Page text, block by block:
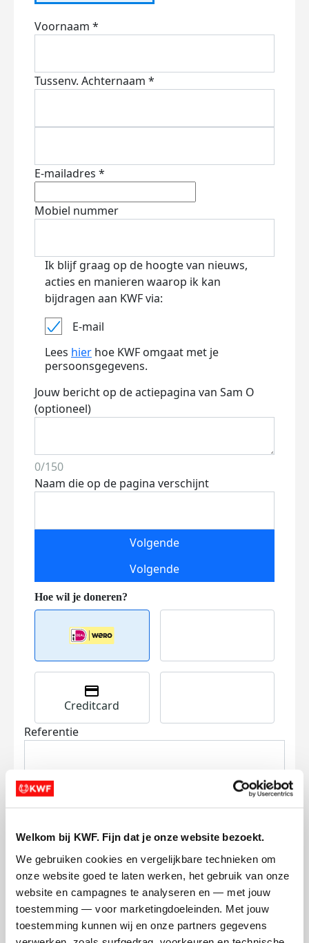
Welkom bij KWF. Fijn dat je onze website bezoekt.
We gebruiken cookies en vergelijkbare technieken om
onze website goed te laten werken, het gebruik van onze
website en campagnes te analyseren en — met jouw
toestemming — voor marketingdoeleinden. Met jouw
toestemming kunnen wij en onze partners gegevens
Voornaam *
Tussenv. Achternaam *
E-mailadres *
Mobiel nummer
Ik blijf graag op de hoogte van nieuws,
acties en manieren waarop ik kan
bijdragen aan KWF via:
E-mail
Lees hier hoe KWF omgaat met je
persoonsgegevens.
Jouw bericht op de actiepagina van Sam O
(optioneel)
0/150
Naam die op de pagina verschijnt
Volgende
Volgende
Creditcard
Referentie
Ik wil bijdragen aan de transactiekosten
en betaal €0.75 extra.
Doneer nu